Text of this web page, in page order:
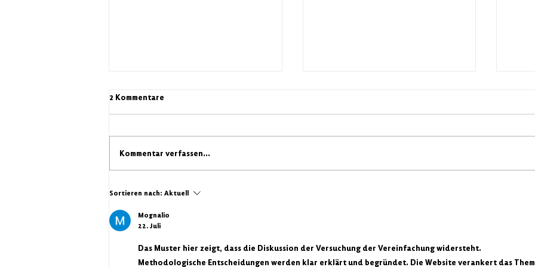
Spendenaufruf für Betroffene
2 Kommentare
Kommentar verfassen...
Sortieren nach: Aktuell
Mognalio
22. Juli
Das Muster hier zeigt, dass die Diskussion der Versuchung der Vereinfachung widersteht.
Methodologische Entscheidungen werden klar erklärt und begründet. Die Website verankert das